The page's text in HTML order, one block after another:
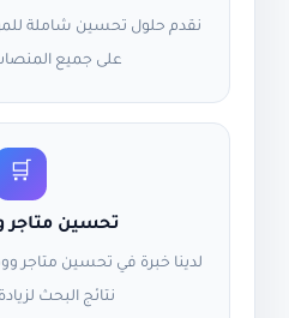
نقدم حلول تحسين شاملة
على جميع
🛒
تحسين
لدينا خبرة في تحسين متاجر
نتائج البحث